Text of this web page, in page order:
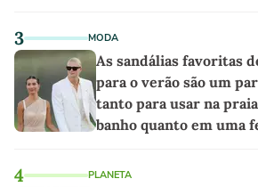
3 MODA
As sandálias favoritas
para o verão são um
tanto para usar na
banho quanto em uma
4 PLANETA